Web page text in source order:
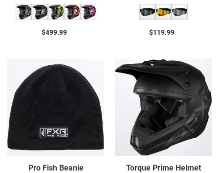
Prix
$499.99
Prix
$119.99
Pro
Fish
Beanie
Pro Fish Beanie
Torque
Prime
Helmet
Torque Prime Helmet